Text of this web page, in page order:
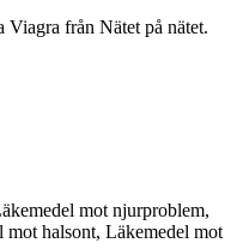
från Nätet på nätet.
mot njurproblem,
halsont, Läkemedel mot